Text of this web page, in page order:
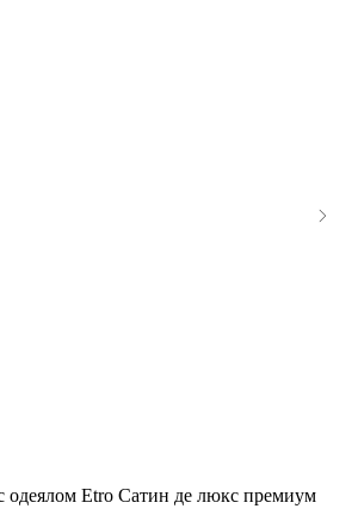
одеялом Etro Сатин де люкс премиум